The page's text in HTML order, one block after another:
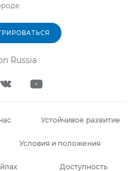
Russia
 
Устойчивое развитие
Условия и положения
Доступность